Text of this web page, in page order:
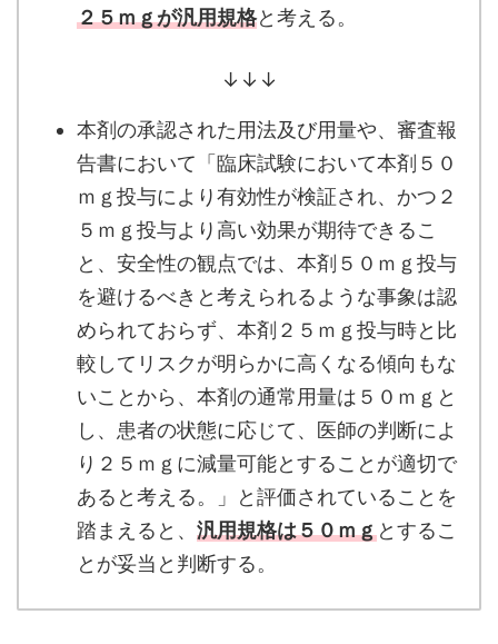
２５ｍｇが汎用規格と考える。
↓↓↓
本剤の承認された用法及び用量や、審査報
告書において「臨床試験において本剤５０
ｍｇ投与により有効性が検証され、かつ２
５ｍｇ投与より高い効果が期待できるこ
と、安全性の観点では、本剤５０ｍｇ投与
を避けるべきと考えられるような事象は認
められておらず、本剤２５ｍｇ投与時と比
較してリスクが明らかに高くなる傾向もな
いことから、本剤の通常用量は５０ｍｇと
し、患者の状態に応じて、医師の判断によ
り２５ｍｇに減量可能とすることが適切で
あると考える。」と評価されていることを
踏まえると、 汎用規格は５０ｍｇとするこ
とが妥当と判断する。